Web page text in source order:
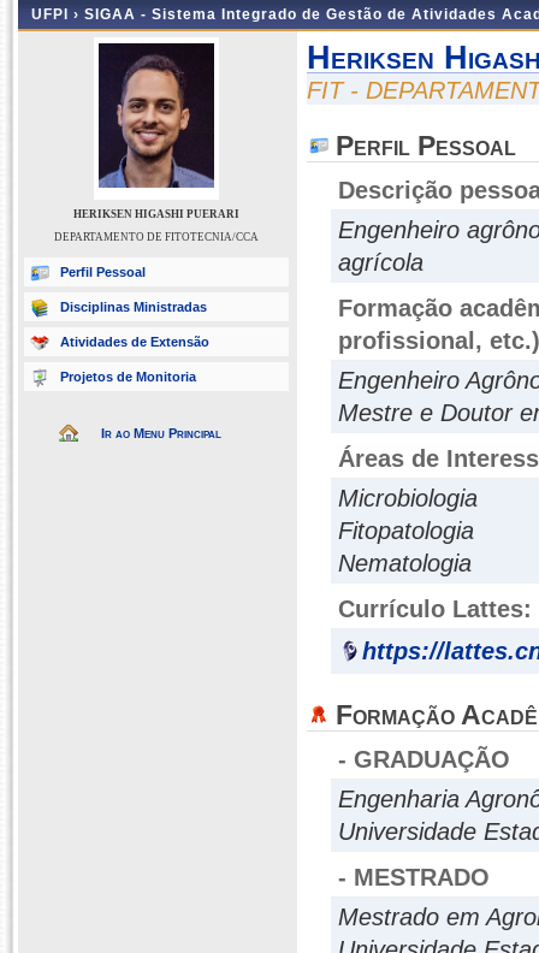
UFPI › SIGAA - Sistema Integrado de Gestão de Atividades
HERIKSEN HIGASHI PUERARI
DEPARTAMENTO DE FITOTECNIA/CCA
Perfil Pessoal
Disciplinas Ministradas
Atividades de Extensão
Projetos de Monitoria
Ir ao Menu Principal
Heriksen
FIT -
Perfil Pessoal
Descrição
Engenheiro
agrícola
Formação
profissional, etc.)
Engenheiro
Mestre e Doutor
Áreas de
Microbiologia
Fitopatologia
Nematologia
Currículo Lattes:
https://
Formação
- GRADUAÇÃO
Engenharia
Universidade
- MESTRADO
Mestrado em